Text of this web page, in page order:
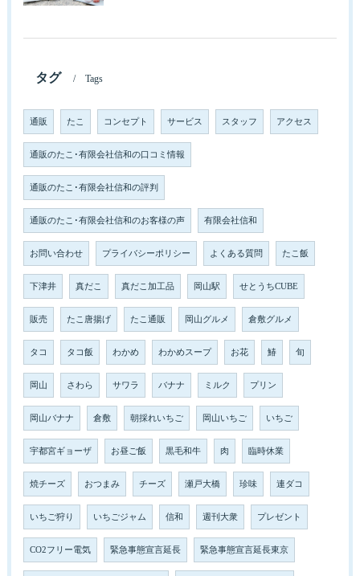
タグ Tags
通販 たこ コンセプト サービス スタッフ アクセス
通販のたこ･有限会社信和の口コミ情報
通販のたこ･有限会社信和の評判
通販のたこ･有限会社信和のお客様の声 有限会社信和
お問い合わせ プライバシーポリシー よくある質問 たこ飯
下津井 真だこ 真だこ加工品 岡山駅 せとうちCUBE
販売 たこ唐揚げ たこ通販 岡山グルメ 倉敷グルメ
タコ タコ飯 わかめ わかめスープ お花 鰆 旬
岡山 さわら サワラ バナナ ミルク プリン
岡山バナナ 倉敷 朝採れいちご 岡山いちご いちご
宇都宮ギョーザ お昼ご飯 黒毛和牛 肉 臨時休業
焼チーズ おつまみ チーズ 瀬戸大橋 珍味 連ダコ
いちご狩り いちごジャム 信和 週刊大衆 プレゼント
CO2フリー電気 緊急事態宣言延長 緊急事態宣言延長東京